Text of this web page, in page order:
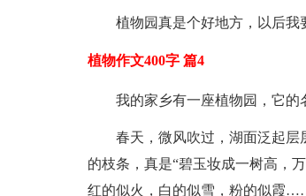
植物园真是个好地方，以后我
植物作文400字 篇4
我的家乡有一座植物园，它的
春天，微风吹过，湖面泛起
的枝条，真是“碧玉妆成一树高，
红的似火，白的似雪，粉的似霞